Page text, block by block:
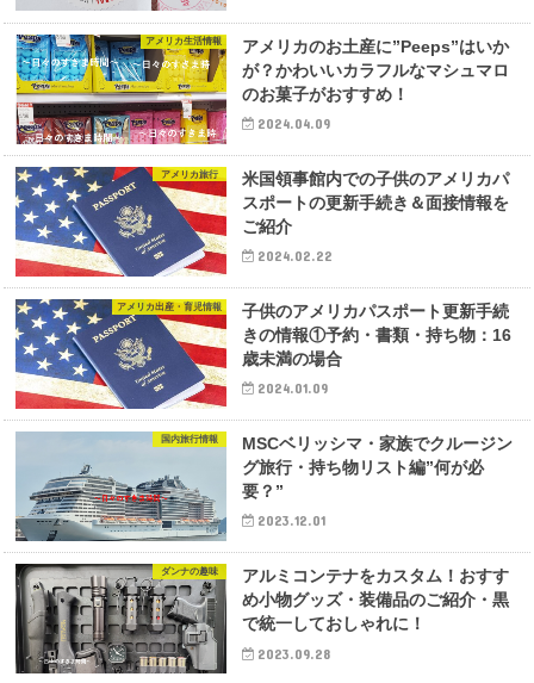
アメリカ生活情報
アメリカのお土産に”Peeps”はいか
が？かわいいカラフルなマシュマロ
のお菓子がおすすめ！
2024.04.09
アメリカ旅行
米国領事館内での子供のアメリカパ
スポートの更新手続き＆面接情報を
ご紹介
2024.02.22
アメリカ出産・育児情報
子供のアメリカパスポート更新手続
きの情報①予約・書類・持ち物：16
歳未満の場合
2024.01.09
国内旅行情報
MSCベリッシマ・家族でクルージン
グ旅行・持ち物リスト編”何が必
要？”
2023.12.01
ダンナの趣味
アルミコンテナをカスタム！おすす
め小物グッズ・装備品のご紹介・黒
で統一しておしゃれに！
2023.09.28